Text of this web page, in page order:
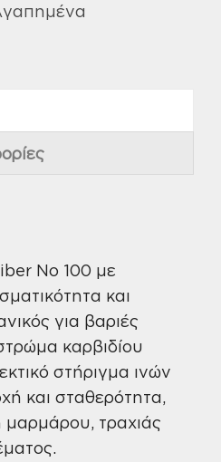
100
No 100 με
και
για βαριές
καρβιδίου
στήριγμα ινών
και σταθερότητα,
μαρμάρου, τραχιάς